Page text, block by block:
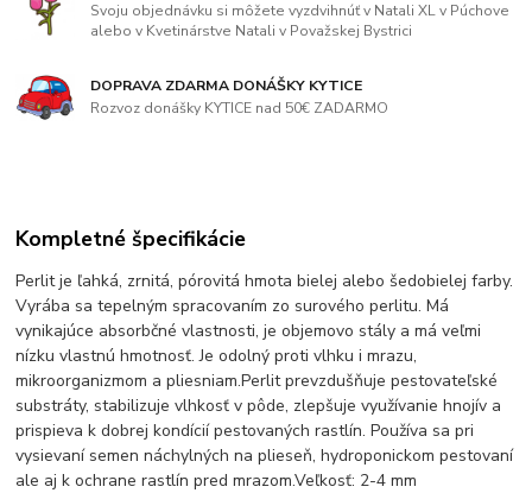
Svoju objednávku si môžete vyzdvihnúť v Natali XL v Púchove
alebo v Kvetinárstve Natali v Považskej Bystrici
DOPRAVA ZDARMA DONÁŠKY KYTICE
Rozvoz donášky KYTICE nad 50€ ZADARMO
Kompletné špecifikácie
Perlit je ľahká, zrnitá, pórovitá hmota bielej alebo šedobielej farby.
Vyrába sa tepelným spracovaním zo surového perlitu. Má
vynikajúce absorbčné vlastnosti, je objemovo stály a má veľmi
nízku vlastnú hmotnosť. Je odolný proti vlhku i mrazu,
mikroorganizmom a pliesniam.Perlit prevzdušňuje pestovateľské
substráty, stabilizuje vlhkosť v pôde, zlepšuje využívanie hnojív a
prispieva k dobrej kondícií pestovaných rastlín. Používa sa pri
vysievaní semen náchylných na plieseň, hydroponickom pestovaní
ale aj k ochrane rastlín pred mrazom.Veľkosť: 2-4 mm